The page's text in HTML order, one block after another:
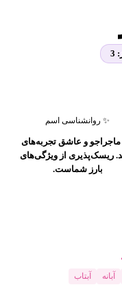
3
✨ روانشناسی اسم
و عاشق تجربه‌های
ریسک‌پذیری از ویژگی‌های
بارز شماست.
آبانه آبتاب